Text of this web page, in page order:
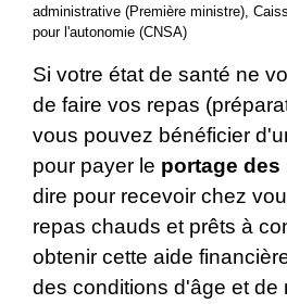
administrative (Première ministre),
pour l'autonomie (CNSA)
Si votre état de santé ne
de faire vos repas
vous pouvez bénéficier
pour payer le portage des
dire pour recevoir chez
repas chauds et prêts à
obtenir cette aide
des conditions d'âge et de